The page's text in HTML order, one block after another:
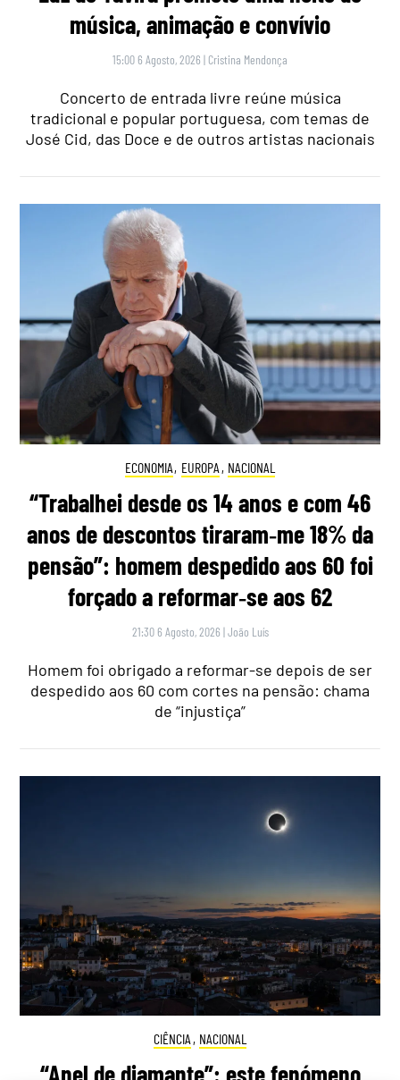
música, animação e convívio
15:00 6 Agosto, 2026 | Cristina Mendonça
Concerto de entrada livre reúne música
tradicional e popular portuguesa, com temas de
José Cid, das Doce e de outros artistas nacionais
ECONOMIA, EUROPA , NACIONAL
“Trabalhei desde os 14 anos e com 46
anos de descontos tiraram‑me 18% da
pensão”: homem despedido aos 60 foi
forçado a reformar‑se aos 62
21:30 6 Agosto, 2026 |João Luís
Homem foi obrigado a reformar-se depois de ser
despedido aos 60 com cortes na pensão: chama
de “injustiça”
CIÊNCIA , NACIONAL
“Anel de diamante”: este fenómeno